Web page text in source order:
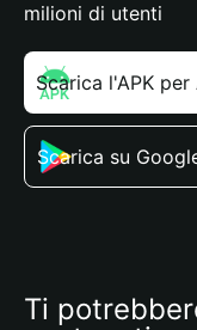
milioni di utenti
Scarica l'APK
Scarica su
Ti